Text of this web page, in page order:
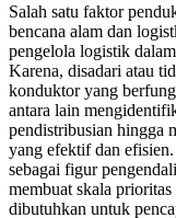
Salah satu faktor
bencana alam dan
pengelola logistik
Karena, disadari atau
konduktor yang
antara lain
pendistribusian hingga
yang efektif dan
sebagai figur
membuat skala
dibutuhkan untuk